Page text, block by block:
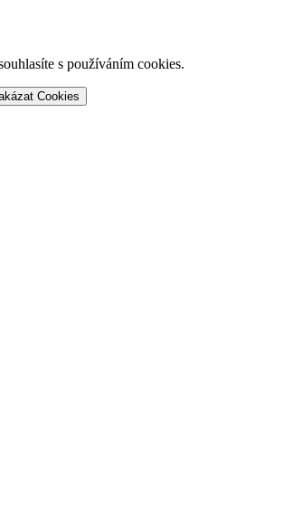
s používáním cookies.
Cookies